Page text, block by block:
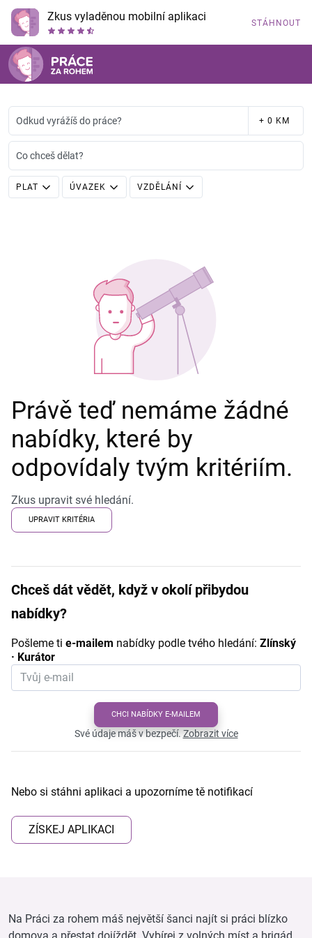
Zkus vyladěnou mobilní aplikaci STÁHNOUT
Odkud vyrážíš do práce? + 0 KM
Co chceš dělat?
PLAT ÚVAZEK VZDĚLÁNÍ
Právě teď nemáme žádné
nabídky, které by
odpovídaly tvým kritériím.
Zkus upravit své hledání.
UPRAVIT KRITÉRIA
Chceš dát vědět, když v okolí přibydou
nabídky?
Pošleme ti e-mailem nabídky podle tvého hledání: Zlínský
· Kurátor
CHCI NABÍDKY E-MAILEM
Své údaje máš v bezpečí.Zobrazit více
Nebo si stáhni aplikaci a upozorníme tě notifikací
ZÍSKEJ APLIKACI
Na Práci za rohem máš největší šanci najít si práci blízko
domova a přestat dojíždět. Vybírej z volných míst a brigád